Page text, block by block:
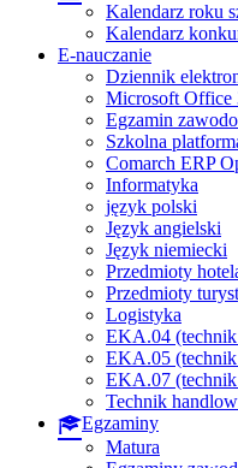
Kalendarz roku
Kalendarz
E-nauczanie
Dziennik
Microsoft Office
Egzamin
Szkolna
Comarch ERP
Informatyka
język polski
Język angielski
Język niemiecki
Przedmioty
Przedmioty
Logistyka
EKA.04
EKA.05
EKA.07
Technik
Egzaminy
Matura